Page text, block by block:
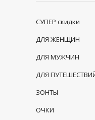
СУПЕР скидки
ДЛЯ ЖЕНЩИН
ДЛЯ МУЖЧИН
ДЛЯ
ЗОНТЫ
ОЧКИ